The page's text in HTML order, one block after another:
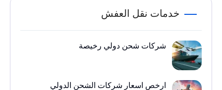
خدمات نقل العفش
شركات شحن دولي رخيصة
ارخص اسعار شركات الشحن الدولي